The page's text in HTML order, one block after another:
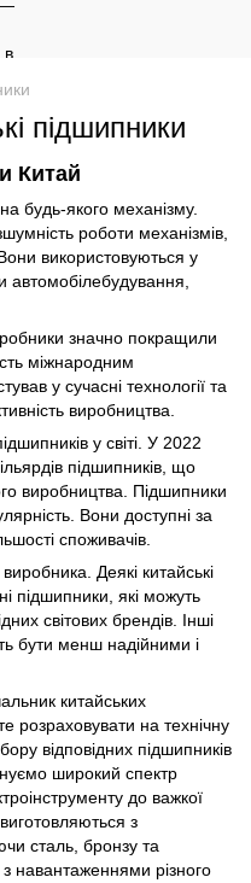
підшипники
Китай
будь-якого механізму.
роботи механізмів,
використовуються у
автомобілебудування,
значно покращили
міжнародним
у сучасні технології та
виробництва.
у світі. У 2022
підшипників, що
виробництва. Підшипники
Вони доступні за
споживачів.
Деякі китайські
підшипники, які можуть
світових брендів. Інші
бути менш надійними і
китайських
розраховувати на технічну
відповідних підшипників
широкий спектр
до важкої
з
сталь, бронзу та
навантаженнями різного